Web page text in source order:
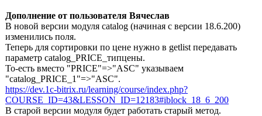
Дополнение от пользователя Вячеслав
В новой версии модуля catalog (начиная с версии 18.6.200)
изменились поля.
Теперь для сортировки по цене нужно в getlist передавать
параметр catalog_PRICE_типцены.
То-есть вместо "PRICE"=>"ASC" указываем
"catalog_PRICE_1"=>"ASC".
https://dev.1c-bitrix.ru/learning/course/index.php?
COURSE_ID=43&LESSON_ID=12183#iblock_18_6_200
В старой версии модуля будет работать старый метод.